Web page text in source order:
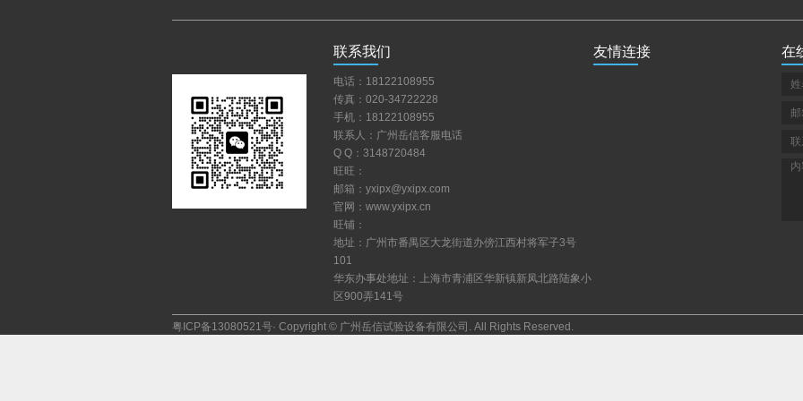
联系我们
电话：18122108955
传真：020-34722228
手机：18122108955
联系人：广州岳信客服电话
QQ：3148720484
旺旺：
邮箱：yxipx@yxipx.com
官网：www.yxipx.cn
旺铺：
地址：广州市番禺区大龙街道办傍江西村将军子3号
101
华东办事处地址：上海市青浦区华新镇新凤北路陆象小
区900弄141号
友情连接 在
粤ICP备13080521号·Copyright©广州岳信试验设备有限公司.AllRightsReserved.